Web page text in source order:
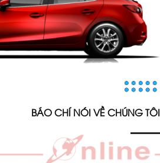
BÁO CHÍ NÓI VỀ CHÚNG TÔI